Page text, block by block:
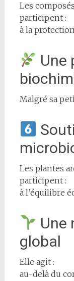
Les
participent :
à la
Une
Malgré sa
Les plantes
participent :
à l’équilibre
Une
global
Elle agit :
au-delà du